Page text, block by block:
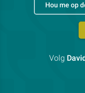
Hou me op
Volg